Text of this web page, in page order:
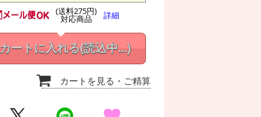
(送料275円)
対応商品 詳細
カートに入れる(読込中...)
カートを見る ・ご精算